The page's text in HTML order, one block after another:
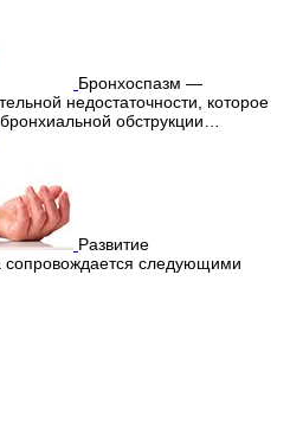
Бронхоспазм —
недостаточности, которое
бронхиальной обструкции…
Развитие
сопровождается следующими